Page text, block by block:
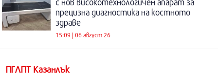
с нов високотехнологичен апарат за
прецизна диагностика на костното
здраве
15:09 | 06 август 26
ПГЛПТ Казанлък